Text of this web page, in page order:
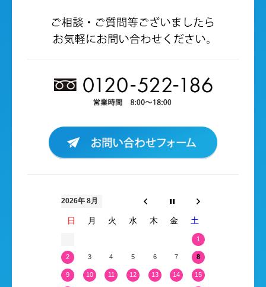
2026年 8月
日 月 火 水 木 金 土
1
2 3 4 5 6 7 8
9 10 11 12 13 14 15